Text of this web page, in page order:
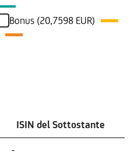
Bonus (20,7598 EUR)
ISIN del Sottostante
-